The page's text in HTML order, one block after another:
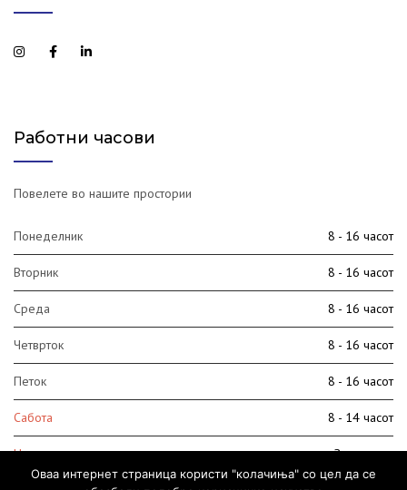
Работни часови
Повелете во нашите простории
Понеделник 8 - 16 часот
Вторник 8 - 16 часот
Среда 8 - 16 часот
Четврток 8 - 16 часот
Петок 8 - 16 часот
Сабота 8 - 14 часот
Недела Затворено
Оваа интернет страница користи "колачиња" со цел да се